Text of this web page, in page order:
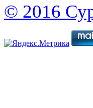
© 2016